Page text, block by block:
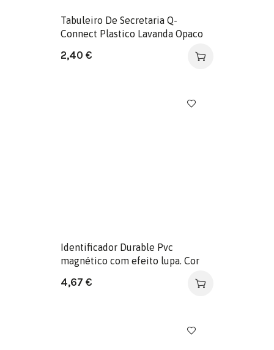
Tabuleiro De Secretaria Q-
Connect Plastico Lavanda Opaco
2,40 €
Identificador Durable Pvc
magnético com efeito lupa. Cor
4,67 €